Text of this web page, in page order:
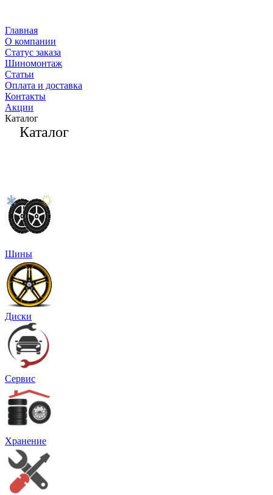
Главная
О компании
Статус заказа
Шиномонтаж
Статьи
Оплата и доставка
Контакты
Акции
Каталог
Каталог
Шины
Диски
Сервис
Хранение